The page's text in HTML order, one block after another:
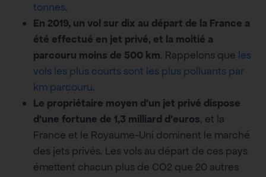
tonnes.
En 2019, un vol sur dix au départ de la France a
été effectué en jet privé, et la moitié a
parcouru moins de 500 km. Rappelons que les
vols les plus courts sont les plus polluants par
km parcouru.
Le propriétaire moyen d’un jet privé dispose
d’une fortune de 1,3 milliard d’euros, et la
France et le Royaume-Uni dominent le marché
des jets privés. Les vols au départ de ces pays
émettent chacun plus de CO2 que 20 autres